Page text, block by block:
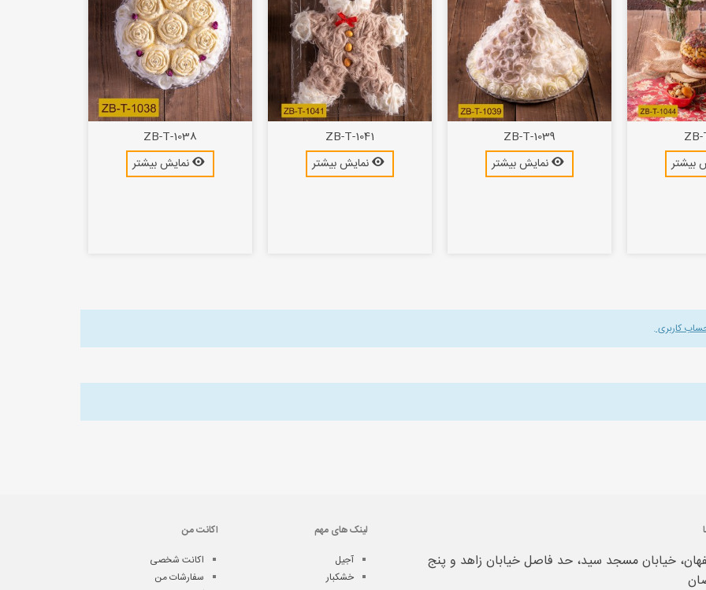
ZB-T-1038
نمایش بیشتر
ZB-T-1041
نمایش بیشتر
ZB-T-1039
نمایش بیشتر
ZB-
بیشتر
کاربری.
اکانت من
اکانت شخصی
سفارشات من
لینک های مهم
آجیل
خشکبار
خیابان مسجد سید، حد فاصل خیابان زاهد و پنج